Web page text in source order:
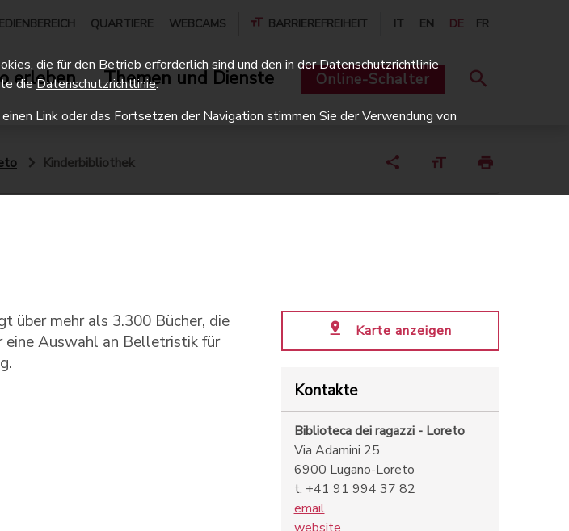
QUARTIERE WEBCAMS BARRIEREFREIHEIT IT EN DE FR
erleben Themen und Dienste Online-Schalter
Kinderbibliothek
über mehr als 3.300 Bücher, die
eine Auswahl an Belletristik für
Karte anzeigen
Kontakte
Biblioteca dei ragazzi - Loreto
Via Adamini 25
6900 Lugano-Loreto
t. +41 91 994 37 82
email
die für den Betrieb erforderlich sind und den in der Datenschutzrichtlinie
dieDatenschutzrichtlinie.
Link oder das Fortsetzen der Navigation stimmen Sie der Verwendung von